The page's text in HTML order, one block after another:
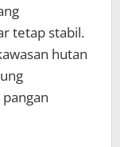
tetap stabil.
hutan